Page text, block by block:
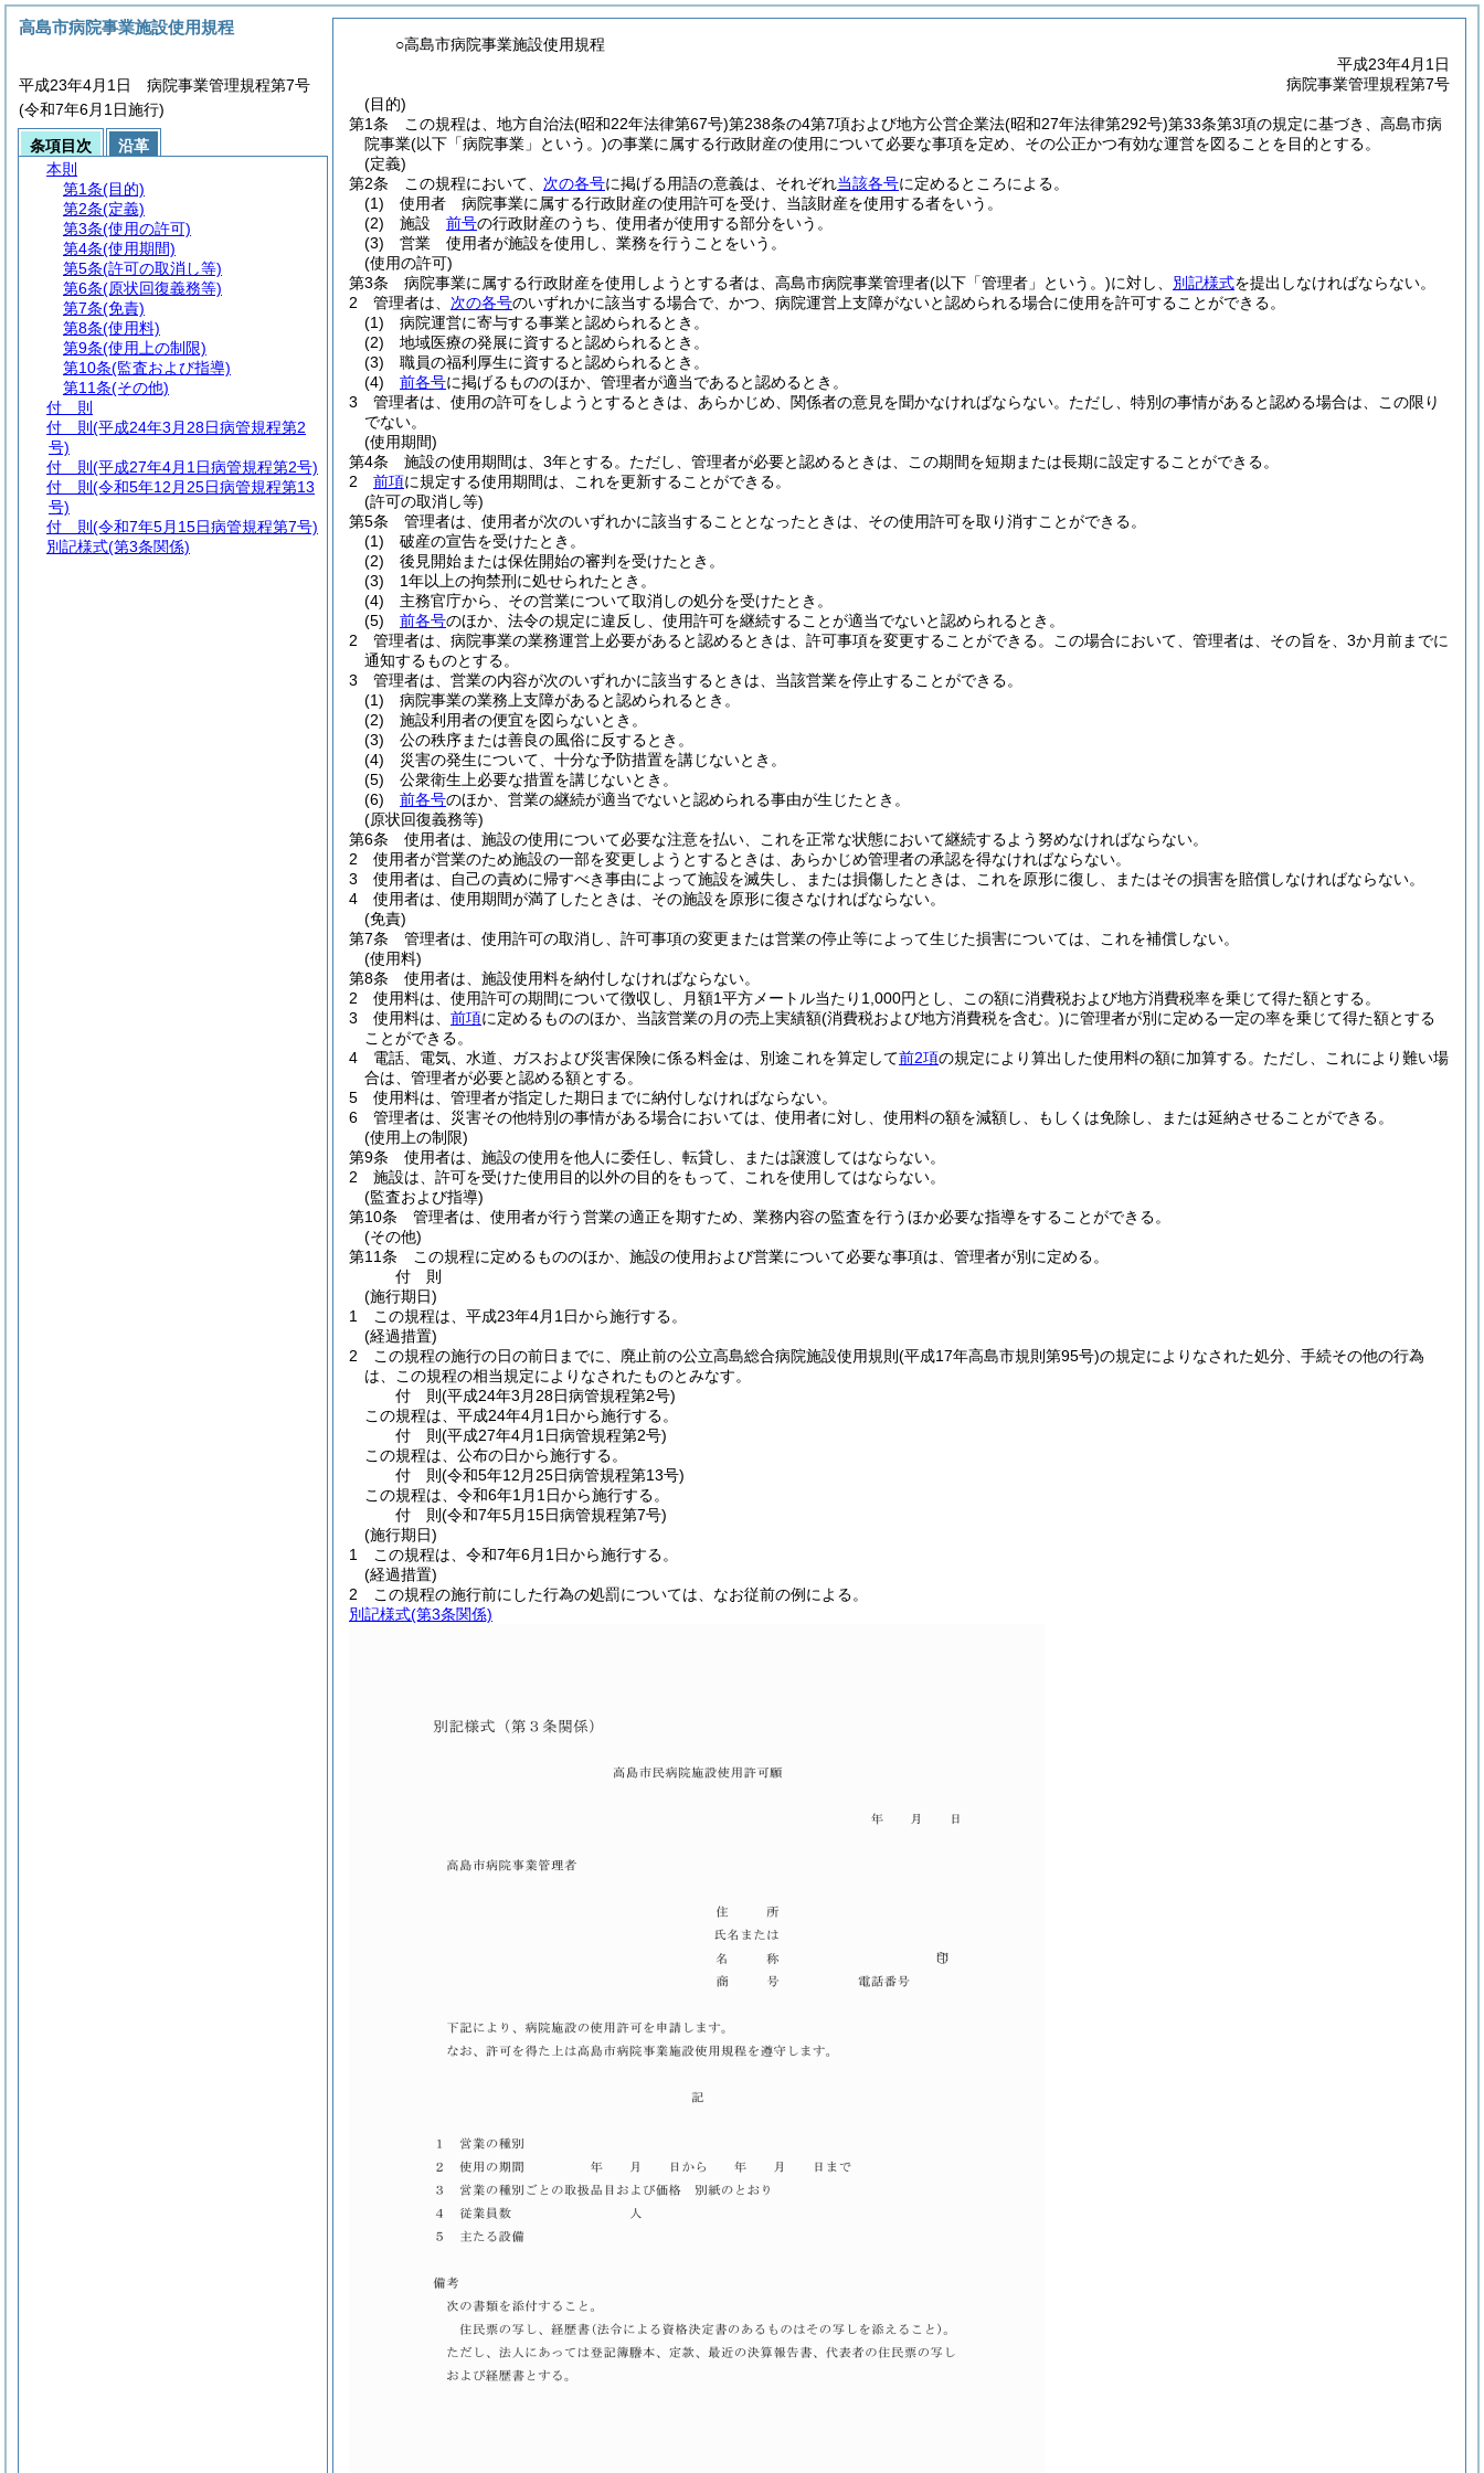
○高島市病院事業施設使用規程
平成23年4月1日
病院事業管理規程第7号
(目的)
第1条
この規程は、地方自治法(昭和22年法律第67号)第238条の4第7項および地方公営企業法(昭和27年法律第292号)第33条第3項の規定に基づき、高島市病
院事業(以下「病院事業」という。)の事業に属する行政財産の使用について必要な事項を定め、その公正かつ有効な運営を図ることを目的とする。
(定義)
第2条
この規程において、 次の各号に掲げる用語の意義は、それぞれ当該各号に定めるところによる。
(1)
使用者 病院事業に属する行政財産の使用許可を受け、当該財産を使用する者をいう。
(2)
施設 前号の行政財産のうち、使用者が使用する部分をいう。
(3)
営業 使用者が施設を使用し、業務を行うことをいう。
(使用の許可)
第3条
病院事業に属する行政財産を使用しようとする者は、高島市病院事業管理者(以下「管理者」という。)に対し、 別記様式を提出しなければならない。
2
管理者は、 次の各号のいずれかに該当する場合で、かつ、病院運営上支障がないと認められる場合に使用を許可することができる。
(1)
病院運営に寄与する事業と認められるとき。
(2)
地域医療の発展に資すると認められるとき。
(3)
職員の福利厚生に資すると認められるとき。
(4)
前各号に掲げるもののほか、管理者が適当であると認めるとき。
3
管理者は、使用の許可をしようとするときは、あらかじめ、関係者の意見を聞かなければならない。 ただし、特別の事情があると認める場合は、この限り
でない。
(使用期間)
第4条
施設の使用期間は、3年とする。 ただし、管理者が必要と認めるときは、この期間を短期または長期に設定することができる。
2
前項に規定する使用期間は、これを更新することができる。
(許可の取消し等)
第5条
管理者は、使用者が次のいずれかに該当することとなったときは、その使用許可を取り消すことができる。
(1)
破産の宣告を受けたとき。
(2)
後見開始または保佐開始の審判を受けたとき。
(3)
1年以上の拘禁刑に処せられたとき。
(4)
主務官庁から、その営業について取消しの処分を受けたとき。
(5)
前各号のほか、法令の規定に違反し、使用許可を継続することが適当でないと認められるとき。
2
管理者は、病院事業の業務運営上必要があると認めるときは、許可事項を変更することができる。
この場合において、管理者は、その旨を、3か月前までに
通知するものとする。
3
管理者は、営業の内容が次のいずれかに該当するときは、当該営業を停止することができる。
(1)
病院事業の業務上支障があると認められるとき。
(2)
施設利用者の便宜を図らないとき。
(3)
公の秩序または善良の風俗に反するとき。
(4)
災害の発生について、十分な予防措置を講じないとき。
(5)
公衆衛生上必要な措置を講じないとき。
(6)
前各号のほか、営業の継続が適当でないと認められる事由が生じたとき。
(原状回復義務等)
第6条
使用者は、施設の使用について必要な注意を払い、これを正常な状態において継続するよう努めなければならない。
2
使用者が営業のため施設の一部を変更しようとするときは、あらかじめ管理者の承認を得なければならない。
3
使用者は、自己の責めに帰すべき事由によって施設を滅失し、または損傷したときは、これを原形に復し、またはその損害を賠償しなければならない。
4
使用者は、使用期間が満了したときは、その施設を原形に復さなければならない。
(免責)
第7条
管理者は、使用許可の取消し、許可事項の変更または営業の停止等によって生じた損害については、これを補償しない。
(使用料)
第8条
使用者は、施設使用料を納付しなければならない。
2
使用料は、使用許可の期間について徴収し、月額1平方メートル当たり1,000円とし、この額に消費税および地方消費税率を乗じて得た額とする。
3
使用料は、 前項に定めるもののほか、当該営業の月の売上実績額(消費税および地方消費税を含む。)に管理者が別に定める一定の率を乗じて得た額とする
ことができる。
4
電話、電気、水道、ガスおよび災害保険に係る料金は、別途これを算定して前2項の規定により算出した使用料の額に加算する。 ただし、これにより難い場
合は、管理者が必要と認める額とする。
5
使用料は、管理者が指定した期日までに納付しなければならない。
6
管理者は、災害その他特別の事情がある場合においては、使用者に対し、使用料の額を減額し、もしくは免除し、または延納させることができる。
(使用上の制限)
第9条
使用者は、施設の使用を他人に委任し、転貸し、または譲渡してはならない。
2
施設は、許可を受けた使用目的以外の目的をもって、これを使用してはならない。
(監査および指導)
第10条
管理者は、使用者が行う営業の適正を期すため、業務内容の監査を行うほか必要な指導をすることができる。
(その他)
第11条
この規程に定めるもののほか、施設の使用および営業について必要な事項は、管理者が別に定める。
付 則
(施行期日)
1
この規程は、平成23年4月1日から施行する。
(経過措置)
2
この規程の施行の日の前日までに、廃止前の公立高島総合病院施設使用規則 (平成17年高島市規則第95号)の規定によりなされた処分、手続その他の行為
は、この規程の相当規定によりなされたものとみなす。
付 則(平成24年3月28日病管規程第2号)
この規程は、平成24年4月1日から施行する。
付 則(平成27年4月1日病管規程第2号)
この規程は、公布の日から施行する。
付 則(令和5年12月25日病管規程第13号)
この規程は、令和6年1月1日から施行する。
付 則(令和7年5月15日病管規程第7号)
(施行期日)
1
この規程は、令和7年6月1日から施行する。
(経過措置)
2
この規程の施行前にした行為の処罰については、なお従前の例による。
別記様式(第3条関係)
高島市病院事業施設使用規程
平成23年4月1日 病院事業管理規程第7号
(令和7年6月1日施行)
条項目次
沿革
本則
第1条(目的)
第2条(定義)
第3条(使用の許可)
第4条(使用期間)
第5条(許可の取消し等)
第6条(原状回復義務等)
第7条(免責)
第8条(使用料)
第9条(使用上の制限)
第10条(監査および指導)
第11条(その他)
付 則
付 則 (平成24年3月28日病管規程第2
号)
付 則 (平成27年4月1日病管規程第2号)
付 則 (令和5年12月25日病管規程第13
号)
付 則 (令和7年5月15日病管規程第7号)
別記様式(第3条関係)